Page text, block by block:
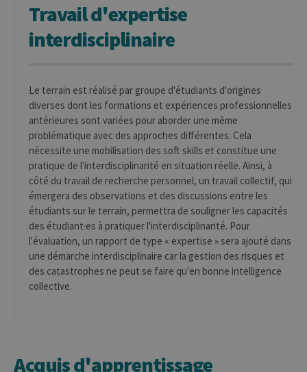
Travail d'expertise
interdisciplinaire
Le terrain est réalisé par groupe d'étudiants d'origines
diverses dont les formations et expériences professionnelles
antérieures sont variées pour aborder une même
problématique avec des approches différentes. Cela
nécessite une mobilisation des soft skills et constitue une
pratique de l'interdisciplinarité en situation réelle. Ainsi, à
côté du travail de recherche personnel, un travail collectif, qui
émergera des observations et des discussions entre les
étudiants sur le terrain, permettra de souligner les capacités
des étudiant·es à pratiquer l'interdisciplinarité. Pour
l'évaluation, un rapport de type « expertise » sera ajouté dans
une démarche interdisciplinaire car la gestion des risques et
des catastrophes ne peut se faire qu'en bonne intelligence
collective.
Acquis d'apprentissage